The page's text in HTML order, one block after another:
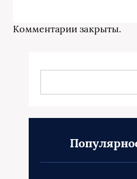
Комментарии закрыты.